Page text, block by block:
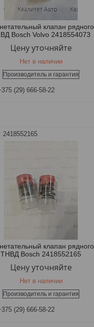
клапан рядного
Bosch Volvo 2418554073
Цену уточняйте
Нет в наличии
Производитель и гарантия
(29) 666-58-22
2418552165
клапан рядного
ТНВД Bosch 2418552165
Цену уточняйте
Нет в наличии
Производитель и гарантия
(29) 666-58-22